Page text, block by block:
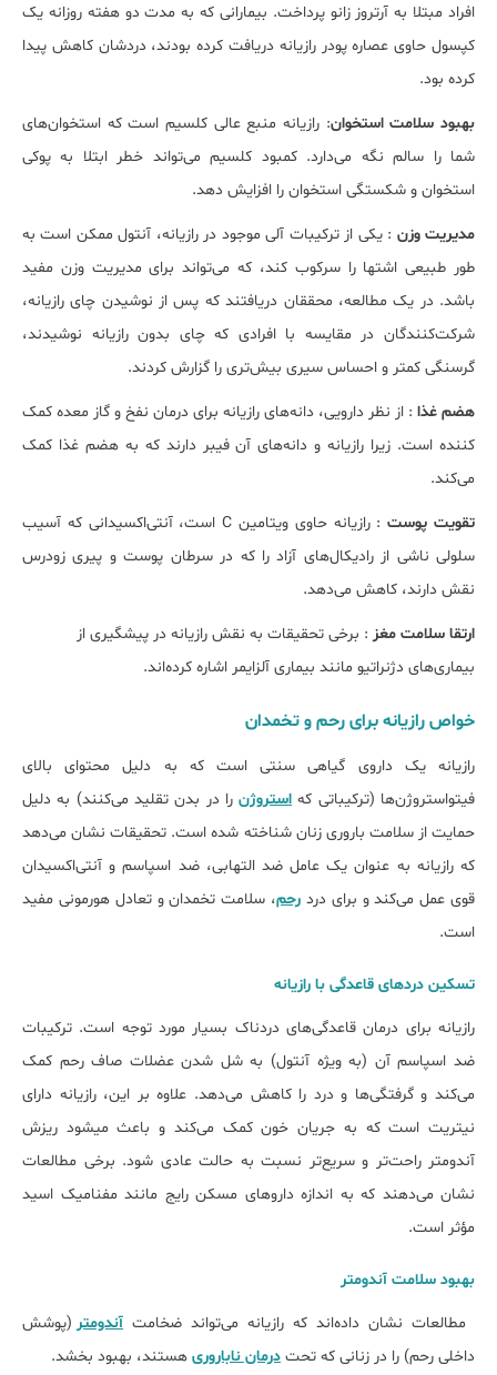
افراد مبتلا به آرتروز زانو پرداخت. بیمارانی که به مدت دو هفته روزانه یک
کپسول حاوی عصاره پودر رازیانه دریافت کرده بودند، درد‌شان کاهش پیدا
کرده بود.
بهبود سلامت استخوان: رازیانه منبع عالی کلسیم است که استخوان‌های
شما را سالم نگه می‌دارد. کمبود کلسیم می‌تواند خطر ابتلا به پوکی
استخوان و شکستگی استخوان را افزایش دهد.
مدیریت وزن : یکی از ترکیبات آلی موجود در رازیانه، آنتول ممکن است به
طور طبیعی اشتها را سرکوب کند، که می‌تواند برای مدیریت وزن مفید
باشد. در یک مطالعه، محققان دریافتند که پس از نوشیدن چای رازیانه،
شرکت‌کنندگان در مقایسه با افرادی که چای بدون رازیانه نوشیدند،
گرسنگی کمتر و احساس سیری بیش‌تری را گزارش کردند.
هضم غذا : از نظر دارویی، دانه‌های رازیانه برای درمان نفخ و گاز معده کمک
کننده است. زیرا رازیانه و دانه‌های آن فیبر دارند که به هضم غذا کمک
می‌کند.
تقویت پوست
: رازیانه حاوی ویتامین C است، آنتی‌اکسیدانی که آسیب
سلولی ناشی از رادیکال‌های آزاد را که در سرطان پوست و پیری زودرس
نقش دارند، کاهش می‌دهد.
ارتقا سلامت مغز
: برخی تحقیقات به نقش رازیانه در پیش‎گیری از
بیماری‌های دژنراتیو مانند بیماری آلزایمر اشاره کرده‌اند.
خواص رازیانه برای رحم و تخمدان
رازیانه یک داروی گیاهی سنتی است که به دلیل محتوای بالای
فیتواستروژن‌ها (ترکیباتی که استروژنرا در بدن تقلید می‌کنند) به دلیل
حمایت از سلامت باروری زنان شناخته شده است. تحقیقات نشان می‌دهد
که رازیانه به عنوان یک عامل ضد التهابی، ضد اسپاسم و آنتی‌اکسیدان
قوی عمل می‌کند و برای درد رحم، سلامت تخمدان و تعادل هورمونی مفید
است.
تسکین درد‌های قاعدگی با رازیانه
رازیانه برای درمان قاعدگی‌های دردناک بسیار مورد توجه است. ترکیبات
ضد اسپاسم آن (به ویژه آنتول) به شل شدن عضلات صاف رحم کمک
می‌کند و گرفتگی‌ها و درد را کاهش می‌دهد. علاوه بر این، رازیانه دارای
نیتریت است که به جریان خون کمک می‌کند و باعث می‎شود ریزش
آندومتر راحت‌تر و سریع‌تر نسبت به حالت عادی شود. برخی مطالعات
نشان می‌دهند که به اندازه داروهای مسکن رایج مانند مفنامیک اسید
مؤثر است.
بهبود سلامت آندومتر
مطالعات نشان داده‌اند که رازیانه می‌تواند ضخامت آندومتر (پوشش
داخلی رحم) را در زنانی که تحت درمان ناباروری هستند، بهبود بخشد.